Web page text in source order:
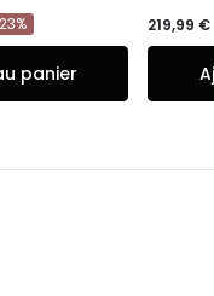
panier
219,99 €